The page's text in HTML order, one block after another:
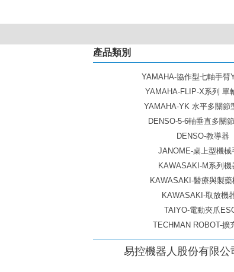
產品類別
YAMAHA-協作型七軸手臂
YAMAHA-FLIP-X系列 單
YAMAHA-YK 水平多關節
DENSO-5-6軸垂直多關
DENSO-教導器
JANOME-桌上型機械
KAWASAKI-M系列機
KAWASAKI-醫療與製藥
KAWASAKI-取放機
TAIYO-電動夾爪
TECHMAN ROBOT-擴
易控機器人股份有限公